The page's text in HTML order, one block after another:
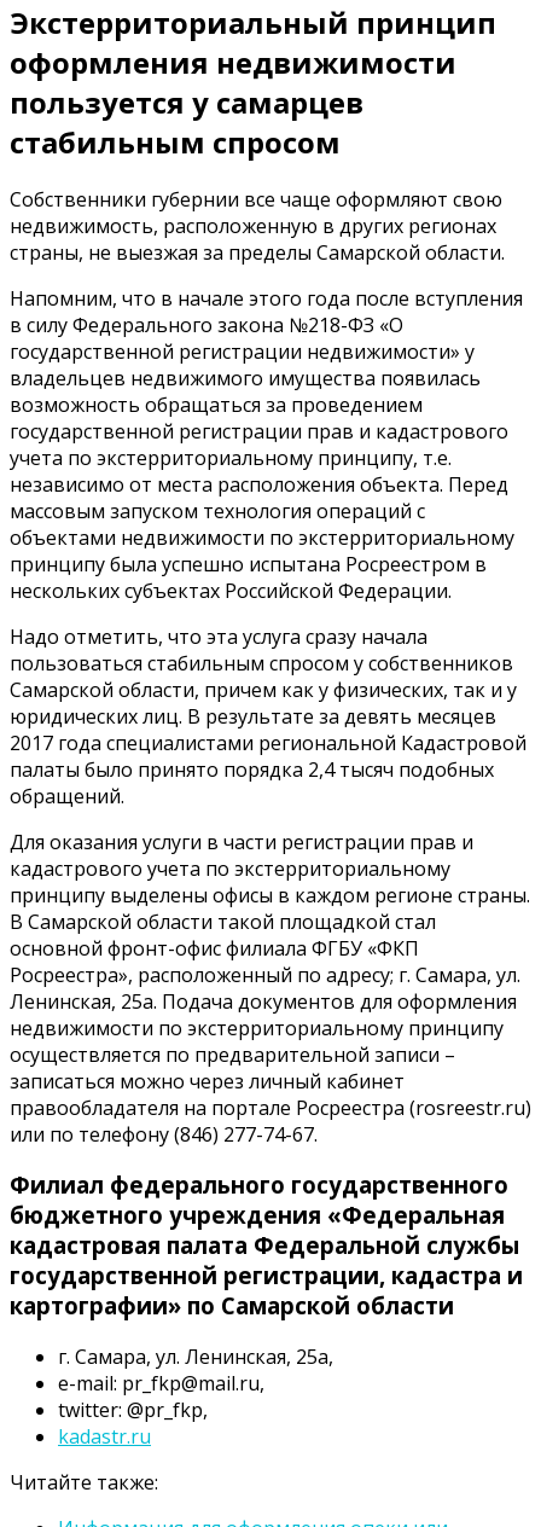
Экстерриториальный принцип
оформления недвижимости
пользуется у самарцев
стабильным спросом
Собственники губернии все чаще оформляют свою
недвижимость, расположенную в других регионах
страны, не выезжая за пределы Самарской области.
Напомним, что в начале этого года после вступления
в силу Федерального закона №218-ФЗ «О
государственной регистрации недвижимости» у
владельцев недвижимого имущества появилась
возможность обращаться за проведением
государственной регистрации прав и кадастрового
учета по экстерриториальному принципу, т.е.
независимо от места расположения объекта. Перед
массовым запуском технология операций с
объектами недвижимости по экстерриториальному
принципу была успешно испытана Росреестром в
нескольких субъектах Российской Федерации.
Надо отметить, что эта услуга сразу начала
пользоваться стабильным спросом у собственников
Самарской области, причем как у физических, так и у
юридических лиц. В результате за девять месяцев
2017 года специалистами региональной Кадастровой
палаты было принято порядка 2,4 тысяч подобных
обращений.
Для оказания услуги в части регистрации прав и
кадастрового учета по экстерриториальному
принципу выделены офисы в каждом регионе страны.
В Самарской области такой площадкой стал
основной фронт-офис филиала ФГБУ «ФКП
Росреестра», расположенный по адресу; г. Самара, ул.
Ленинская, 25а. Подача документов для оформления
недвижимости по экстерриториальному принципу
осуществляется по предварительной записи –
записаться можно через личный кабинет
правообладателя на портале Росреестра (rosreestr.ru)
или по телефону (846) 277-74-67.
Филиал федерального государственного
бюджетного учреждения «Федеральная
кадастровая палата Федеральной службы
государственной регистрации, кадастра и
картографии» по Самарской области
г. Самара, ул. Ленинская, 25а,
e-mail: pr_fkp@mail.ru,
twitter: @pr_fkp,
kadastr.ru
Читайте также: